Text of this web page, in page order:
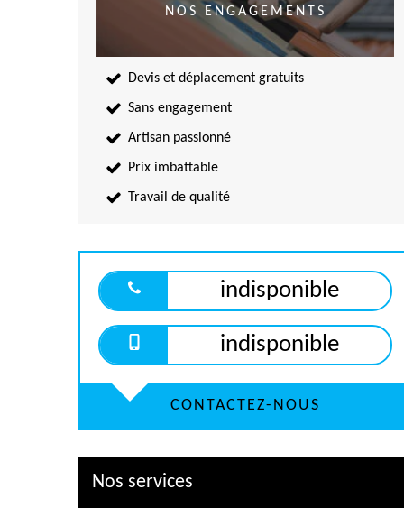
NOS ENGAGEMENTS
Devis et déplacement gratuits
Sans engagement
Artisan passionné
Prix imbattable
Travail de qualité
indisponible
indisponible
CONTACTEZ-NOUS
Nos services